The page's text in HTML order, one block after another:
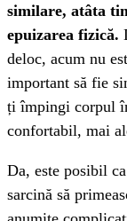
similare, atâta
epuizarea fizică.
deloc, acum nu
important să fie
ți împingi corpul
confortabil, mai
Da, este posibil
sarcină să